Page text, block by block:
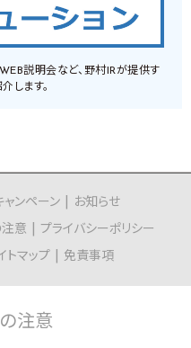
説明会など、野村IRが提供す
します。
ャンペーン
お知らせ
注意
プライバシーポリシー
トマップ 免責事項
注意